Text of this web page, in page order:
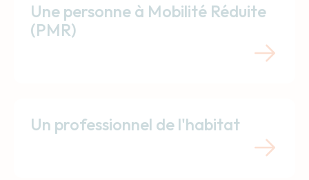
Une personne à Mobilité Réduite
(PMR)
Un professionnel de l'habitat